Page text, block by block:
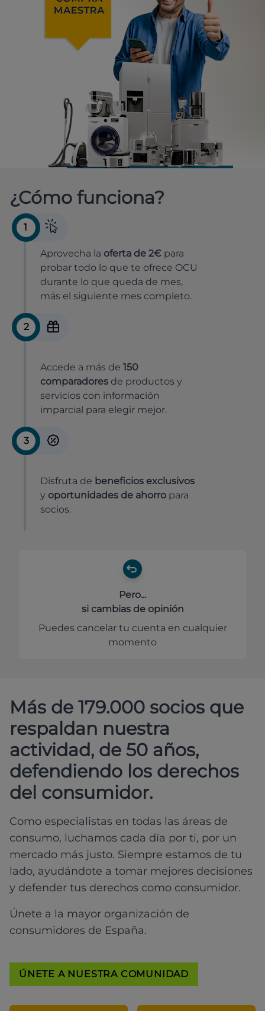
¿Cómo funciona?
1
Aprovecha la oferta de 2€ para
probar todo lo que te ofrece OCU
durante lo que queda de mes,
más el siguiente mes completo.
2
Accede a más de 150
comparadores de productos y
servicios con información
imparcial para elegir mejor.
3
Disfruta de beneficios exclusivos
y oportunidades de ahorro para
socios.
Pero...
si cambias de opinión
Puedes cancelar tu cuenta en cualquier
momento
Más de 179.000 socios que
respaldan nuestra
actividad, de 50 años,
defendiendo los derechos
del consumidor.
Como especialistas en todas las áreas de
consumo, luchamos cada día por ti, por un
mercado más justo. Siempre estamos de tu
lado, ayudándote a tomar mejores decisiones
y defender tus derechos como consumidor.
Únete a la mayor organización de
consumidores de España.
ÚNETE A NUESTRA COMUNIDAD